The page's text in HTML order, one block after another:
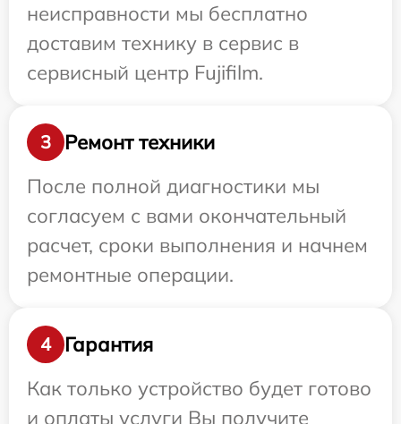
неисправности мы бесплатно
доставим технику в сервис в
сервисный центр Fujifilm.
3
Ремонт техники
После полной диагностики мы
согласуем с вами окончательный
расчет, сроки выполнения и начнем
ремонтные операции.
4
Гарантия
Как только устройство будет готово
и оплаты услуги Вы получите